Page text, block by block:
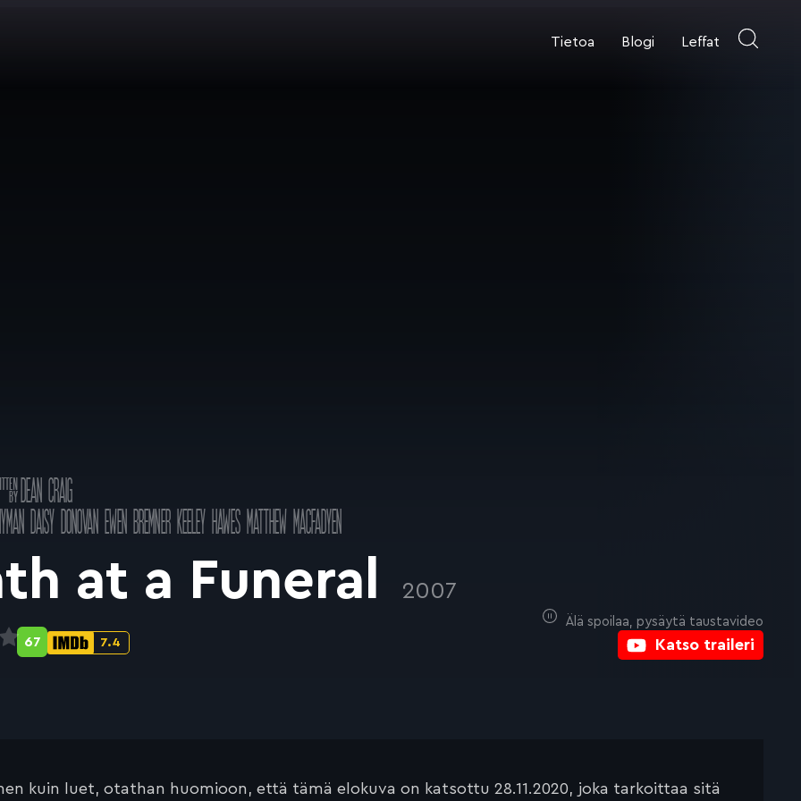
Tietoa Blogi Leffat
Katso traileri
Älä spoilaa, pysäytä taustavideo
DEAN CRAIG
DAISY DONOVANEWEN BREMNERKEELEY HAWESMATTHEW MACFADYEN
at a Funeral 2007
IMDb-
7.4
Metascore-
67
kuin luet, otathan huomioon, että tämä elokuva on katsottu 28.11.2020, joka tarkoittaa sitä